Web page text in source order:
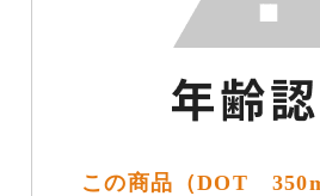
この商品（DOT